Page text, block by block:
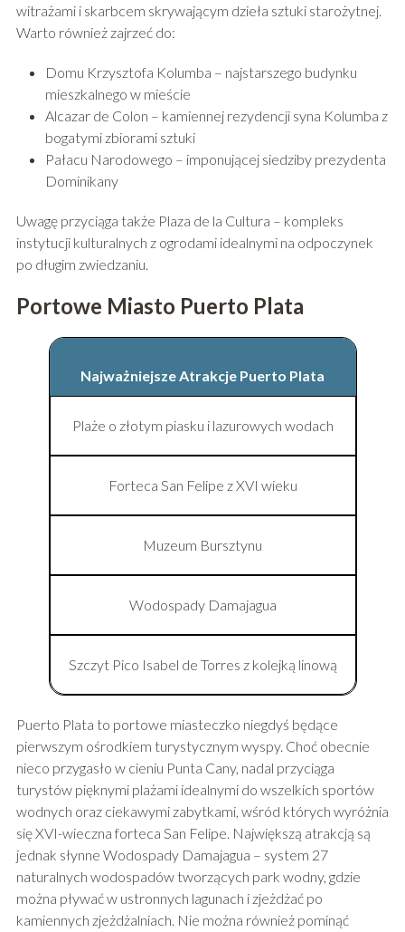
witrażami i skarbcem skrywającym dzieła sztuki starożytnej.
Warto również zajrzeć do:
Domu Krzysztofa Kolumba – najstarszego budynku
mieszkalnego w mieście
Alcazar de Colon – kamiennej rezydencji syna Kolumba z
bogatymi zbiorami sztuki
Pałacu Narodowego – imponującej siedziby prezydenta
Dominikany
Uwagę przyciąga także Plaza de la Cultura – kompleks
instytucji kulturalnych z ogrodami idealnymi na odpoczynek
po długim zwiedzaniu.
Portowe Miasto Puerto Plata
Najważniejsze Atrakcje Puerto Plata
Plaże o złotym piasku i lazurowych wodach
Forteca San Felipe z XVI wieku
Muzeum Bursztynu
Wodospady Damajagua
Szczyt Pico Isabel de Torres z kolejką linową
Puerto Plata to portowe miasteczko niegdyś będące
pierwszym ośrodkiem turystycznym wyspy. Choć obecnie
nieco przygasło w cieniu Punta Cany, nadal przyciąga
turystów pięknymi plażami idealnymi do wszelkich sportów
wodnych oraz ciekawymi zabytkami, wśród których wyróżnia
się XVI-wieczna forteca San Felipe. Największą atrakcją są
jednak słynne Wodospady Damajagua – system 27
naturalnych wodospadów tworzących park wodny, gdzie
można pływać w ustronnych lagunach i zjeżdżać po
kamiennych zjeżdżalniach. Nie można również pominąć